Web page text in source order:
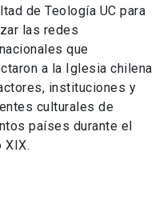
de Teología UC para
las redes
que
a la Iglesia chilena
instituciones y
culturales de
países durante el
XIX.